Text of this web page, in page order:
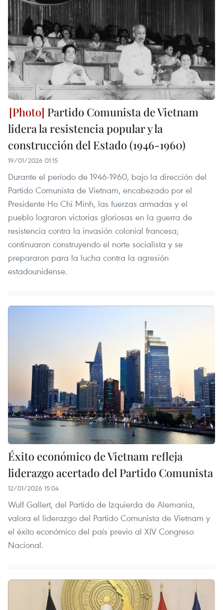
Partido Comunista de Vietnam
lidera la resistencia popular y la
construcción del Estado (1946-1960)
19/01/2026 01:15
Durante el período de 1946-1960, bajo la dirección del
Partido Comunista de Vietnam, encabezado por el
Presidente Ho Chi Minh, las fuerzas armadas y el
pueblo lograron victorias gloriosas en la guerra de
resistencia contra la invasión colonial francesa;
continuaron construyendo el norte socialista y se
prepararon para la lucha contra la agresión
estadounidense.
Éxito económico de Vietnam refleja
liderazgo acertado del Partido Comunista
12/01/2026 15:04
Wulf Gallert, del Partido de Izquierda de Alemania,
valora el liderazgo del Partido Comunista de Vietnam y
el éxito económico del país previo al XIV Congreso
Nacional.